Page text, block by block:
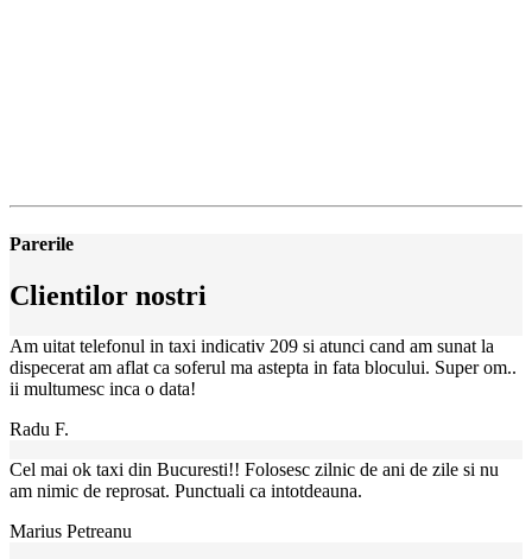
Parerile
Clientilor nostri
Am uitat telefonul in taxi indicativ 209 si atunci cand am sunat la
dispecerat am aflat ca soferul ma astepta in fata blocului. Super om..
ii multumesc inca o data!
Radu F.
Cel mai ok taxi din Bucuresti!! Folosesc zilnic de ani de zile si nu
am nimic de reprosat. Punctuali ca intotdeauna.
Marius Petreanu